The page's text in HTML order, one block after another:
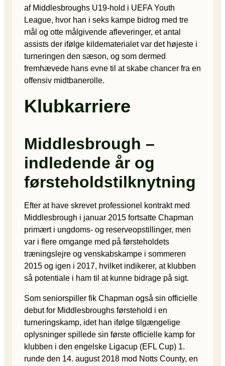
af Middlesbroughs U19-hold i UEFA Youth
League, hvor han i seks kampe bidrog med tre
mål og otte målgivende afleveringer, et antal
assists der ifølge kildematerialet var det højeste i
turneringen den sæson, og som dermed
fremhævede hans evne til at skabe chancer fra en
offensiv midtbanerolle.
Klubkarriere
Middlesbrough –
indledende år og
førsteholdstilknytning
Efter at have skrevet professionel kontrakt med
Middlesbrough i januar 2015 fortsatte Chapman
primært i ungdoms- og reserveopstillinger, men
var i flere omgange med på førsteholdets
træningslejre og venskabskampe i sommeren
2015 og igen i 2017, hvilket indikerer, at klubben
så potentiale i ham til at kunne bidrage på sigt.
Som seniorspiller fik Chapman også sin officielle
debut for Middlesbroughs førstehold i en
turneringskamp, idet han ifølge tilgængelige
oplysninger spillede sin første officielle kamp for
klubben i den engelske Ligacup (EFL Cup) 1.
runde den 14. august 2018 mod Notts County, en